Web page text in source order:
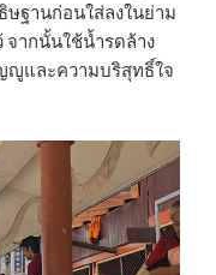
ฐานก่อนใส่ลงในย่าม
จากนั้นใช้น้ำรดล้าง
ญูและความบริสุทธิ์ใจ